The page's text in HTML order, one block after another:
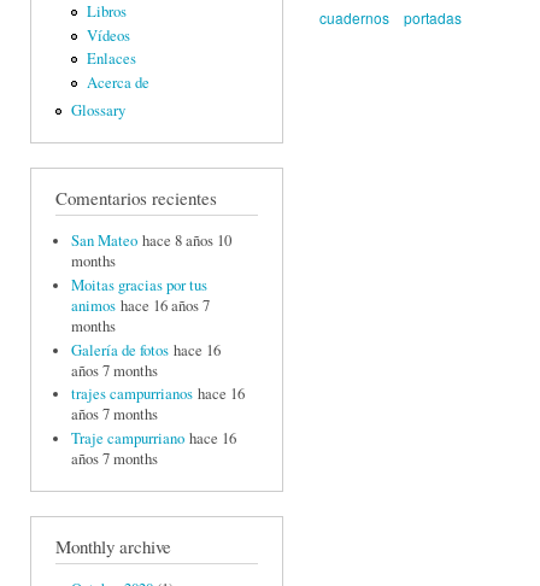
Libros
Vídeos
Enlaces
Acerca de
Glossary
Comentarios recientes
San Mateo hace 8 años 10
months
Moitas gracias por tus
animos hace 16 años 7
months
Galería de fotos hace 16
años 7 months
trajes campurrianos hace 16
años 7 months
Traje campurriano hace 16
años 7 months
Monthly archive
cuadernos portadas